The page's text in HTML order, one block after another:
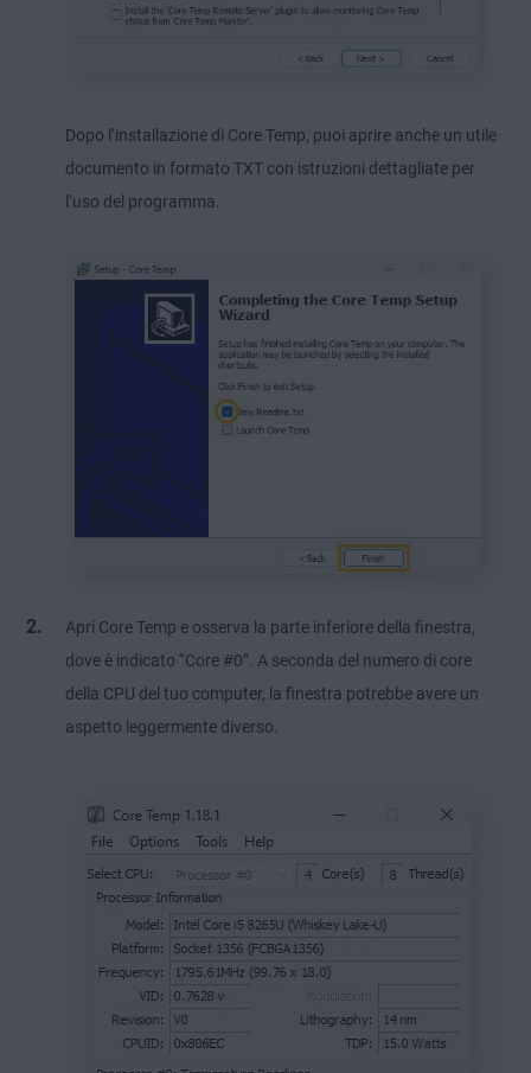
Dopo l’installazione di Core Temp, puoi aprire anche un utile
documento in formato TXT con istruzioni dettagliate per
l’uso del programma.
Apri Core Temp e osserva la parte inferiore della finestra,
dove è indicato “Core #0”. A seconda del numero di core
della CPU del tuo computer, la finestra potrebbe avere un
aspetto leggermente diverso.